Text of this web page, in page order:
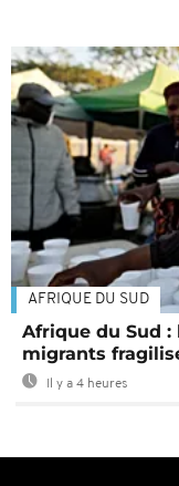
AFRIQUE DU SUD
Afrique du Sud
migrants
Il y a 4 heures